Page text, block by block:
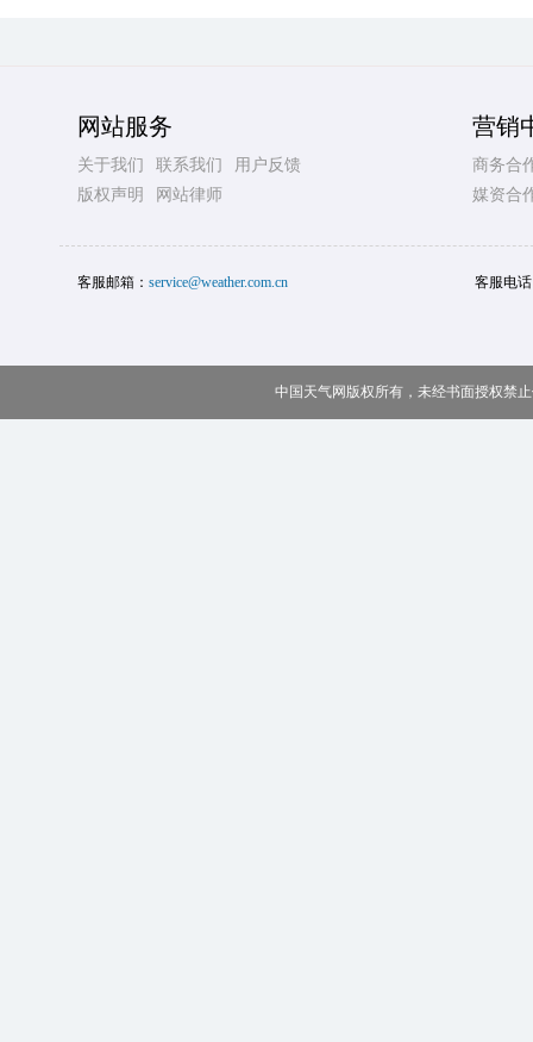
网站服务
关于我们 联系我们
用户反馈
版权声明
网站律师
营销
商务合
媒资合
客服邮箱： service@weather.com.cn 客服电
中国天气网版权所有，未经书面授权